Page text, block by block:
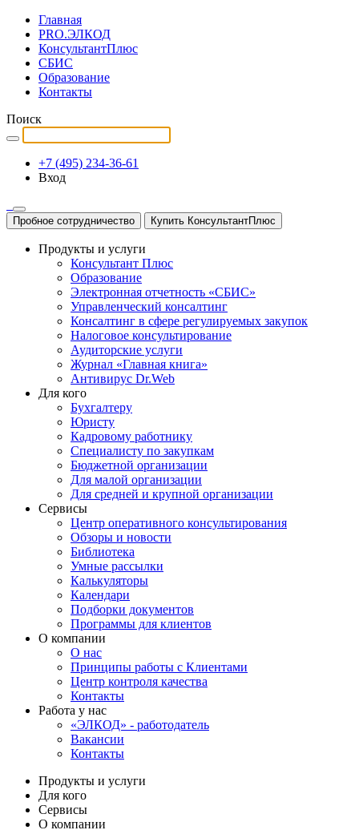
Главная
PRO.ЭЛКОД
КонсультантПлюс
СБИС
Образование
Контакты
Поиск
+7 (495) 234-36-61
Вход
Пробное сотрудничество Купить КонсультантПлюс
Продукты и услуги
Консультант Плюс
Образование
Электронная отчетность «СБИС»
Управленческий консалтинг
Консалтинг в сфере регулируемых закупок
Налоговое консультирование
Аудиторские услуги
Журнал «Главная книга»
Антивирус Dr.Web
Для кого
Бухгалтеру
Юристу
Кадровому работнику
Специалисту по закупкам
Бюджетной организации
Для малой организации
Для средней и крупной организации
Сервисы
Центр оперативного консультирования
Обзоры и новости
Библиотека
Умные рассылки
Калькуляторы
Календари
Подборки документов
Программы для клиентов
О компании
О нас
Принципы работы с Клиентами
Центр контроля качества
Контакты
Работа у нас
«ЭЛКОД» - работодатель
Вакансии
Контакты
Продукты и услуги
Для кого
Сервисы
О компании